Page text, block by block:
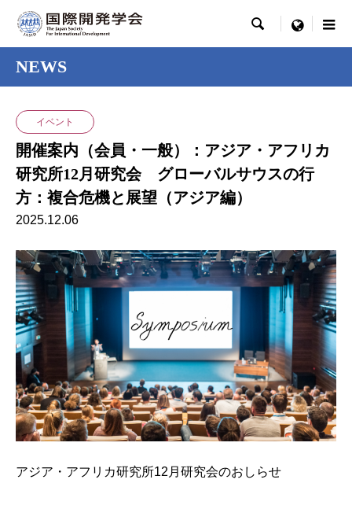
 menu
NEWS
イベント
開催案内（会員・一般）：アジア・アフリカ
研究所12月研究会 グローバルサウスの行
方：複合危機と展望（アジア編）
2025.12.06
アジア・アフリカ研究所12月研究会のおしらせ